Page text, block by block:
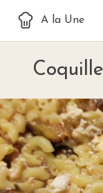
A la Une